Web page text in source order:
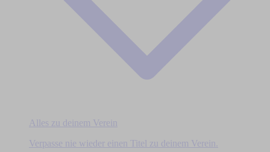
Alles zu deinem Verein
Verpasse nie wieder einen Titel zu deinem Verein.